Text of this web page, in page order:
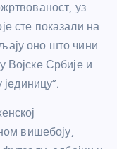
уз
сте показали на
оно што чини
Војске Србије и
вишебоју,